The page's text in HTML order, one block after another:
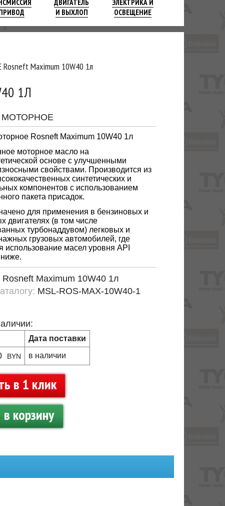
ДВИГАТЕЛЬ
И ВЫХЛОП
ЭЛЕКТРИКА И
ОСВЕЩЕНИЕ
Maximum 10W40 1л
1Л
Rosneft Maximum 10W40 1л
моторное масло на
основе с улучшенными
свойствами. Производится из
синтетических и
компонентов с использованием
пакета присадок.
для применения в бензиновых и
двигателях (в том числе
турбонаддувом) легковых и
грузовых автомобилей, где
использование масел уровня API
Rosneft Maximum 10W40 1л
MSL-ROS-MAX-10W40-1
Дата поставки
BYN в наличии
в 1 клик
в корзину